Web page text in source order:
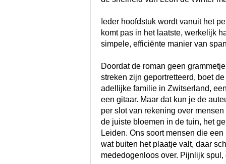
Ieder hoofdstuk wordt vanuit het
komt pas in het laatste, werkelijk
simpele, efficiënte manier van
Doordat de roman geen
streken zijn geportretteerd, boet
adellijke familie in Zwitserland,
een gitaar. Maar dat kun je de
per slot van rekening over
de juiste bloemen in de tuin, het
Leiden. Ons soort mensen die
wat buiten het plaatje valt, daar
mededogenloos over. Pijnlijk